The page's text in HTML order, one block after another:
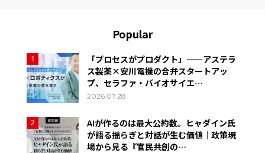
Popular
1
「プロセスがプロダクト」——アステラ
ス製薬×安川電機の合弁スタートアッ
プ、セラファ・バイオサイエ…
2026.07.28
2
AIが作るのは最大公約数。ヒャダイン氏
が語る揺らぎと対話が生む価値｜政策現
場から見る『官民共創の…